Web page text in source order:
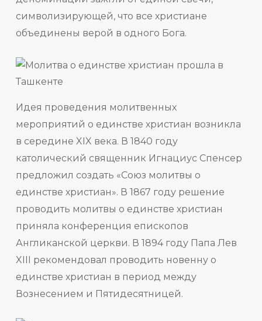
символизирующей, что все христиане
объединены верой в одного Бога.
Идея проведения молитвенных
мероприятий о единстве христиан возникла
в середине XIX века. В 1840 году
католический священник Игнациус Спенсер
предложил создать «Союз молитвы о
единстве христиан». В 1867 году решение
проводить молитвы о единстве христиан
приняла конференция епископов
Англиканской церкви. В 1894 году Папа Лев
XIII рекомендовал проводить новенну о
единстве христиан в период между
Вознесением и Пятидесятницей.